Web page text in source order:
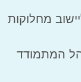
מחלוקות
המתמודד